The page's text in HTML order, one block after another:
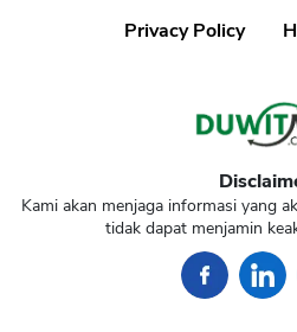
Privacy Policy
Kami akan menjaga informasi yang
tidak dapat menjamin